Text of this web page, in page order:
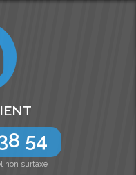
54
non surtaxé